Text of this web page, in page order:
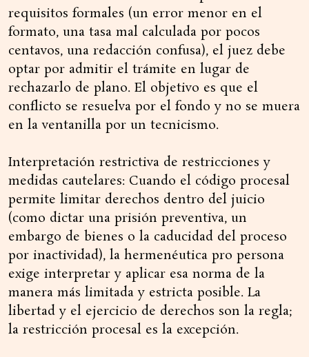
requisitos formales (un error menor en el
formato, una tasa mal calculada por pocos
centavos, una redacción confusa), el juez debe
optar por admitir el trámite en lugar de
rechazarlo de plano. El objetivo es que el
conflicto se resuelva por el fondo y no se muera
en la ventanilla por un tecnicismo.
Interpretación restrictiva de restricciones y
medidas cautelares: Cuando el código procesal
permite limitar derechos dentro del juicio
(como dictar una prisión preventiva, un
embargo de bienes o la caducidad del proceso
por inactividad), la hermenéutica pro persona
exige interpretar y aplicar esa norma de la
manera más limitada y estricta posible. La
libertad y el ejercicio de derechos son la regla;
la restricción procesal es la excepción.